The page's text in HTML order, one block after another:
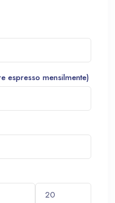
espresso mensilmente)